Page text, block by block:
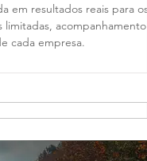
em resultados reais para os
limitadas, acompanhamento
cada empresa.